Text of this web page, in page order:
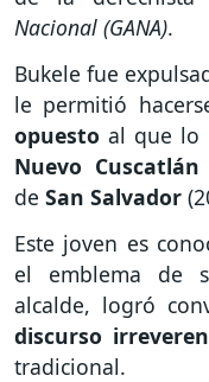
Nacional (GANA).
Bukele fue
le permitió
opuesto al que lo
Nuevo Cuscatlán
de San Salvador
Este joven es
el emblema de
alcalde, logró
discurso
tradicional.